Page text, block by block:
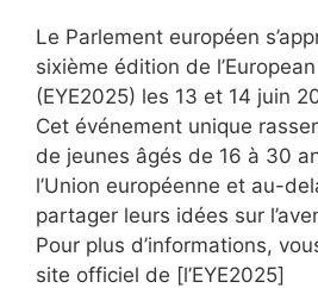
Le Parlement européen
sixième édition de
(EYE2025) les 13 et 14 juin
Cet événement unique
de jeunes âgés de 16 à 30
l’Union européenne et au-
partager leurs idées sur
Pour plus d’informations,
site officiel de [l’EYE2025]